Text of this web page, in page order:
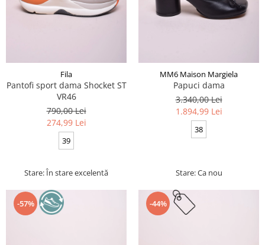
Fila
Pantofi sport dama Shocket ST
VR46
790,00 Lei
274,99 Lei
39
Stare: În stare excelentă
MM6 Maison Margiela
Papuci dama
3.340,00 Lei
1.894,99 Lei
38
Stare: Ca nou
-57% -44%